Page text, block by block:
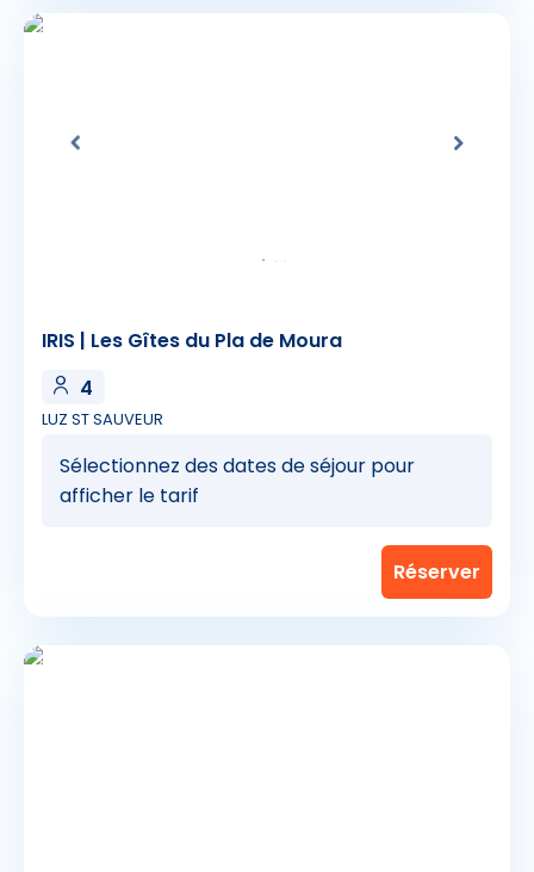
IRIS | Les Gîtes du Pla de Moura
4
LUZ ST SAUVEUR
Sélectionnez des dates de séjour pour
afficher le tarif